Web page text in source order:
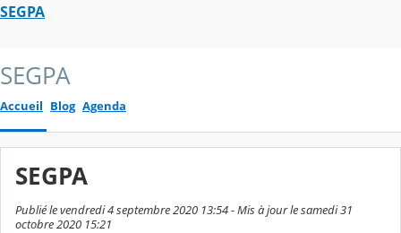
SEGPA
SEGPA
Accueil Blog Agenda
SEGPA
Publié le vendredi 4 septembre 2020 13:54 - Mis à jour le samedi 31
octobre 2020 15:21